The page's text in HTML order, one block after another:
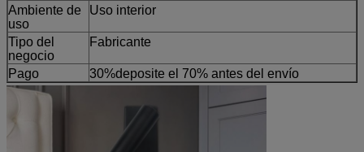
Ambiente de
uso
Uso interior
Tipo del
negocio
Fabricante
Pago 30%deposite el 70% antes del envío